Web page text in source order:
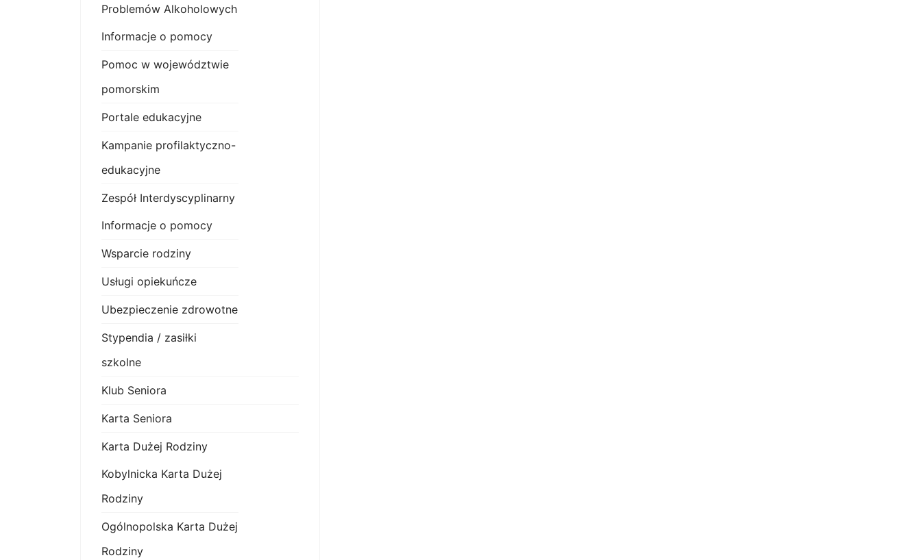
Problemów Alkoholowych
Informacje o pomocy
Pomoc w województwie
pomorskim
Portale edukacyjne
Kampanie profilaktyczno-
edukacyjne
Zespół Interdyscyplinarny
Informacje o pomocy
Wsparcie rodziny
Usługi opiekuńcze
Ubezpieczenie zdrowotne
Stypendia / zasiłki
szkolne
Klub Seniora
Karta Seniora
Karta Dużej Rodziny
Kobylnicka Karta Dużej
Rodziny
Ogólnopolska Karta Dużej
Rodziny